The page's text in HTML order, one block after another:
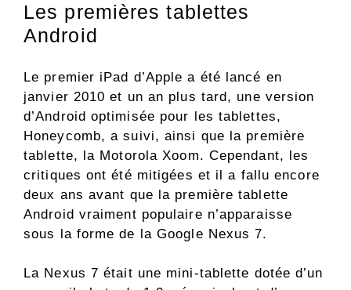
Les premières tablettes
Android
Le premier iPad d’Apple a été lancé en
janvier 2010 et un an plus tard, une version
d’Android optimisée pour les tablettes,
Honeycomb, a suivi, ainsi que la première
tablette, la Motorola Xoom. Cependant, les
critiques ont été mitigées et il a fallu encore
deux ans avant que la première tablette
Android vraiment populaire n’apparaisse
sous la forme de la Google Nexus 7.
La Nexus 7 était une mini-tablette dotée d’un